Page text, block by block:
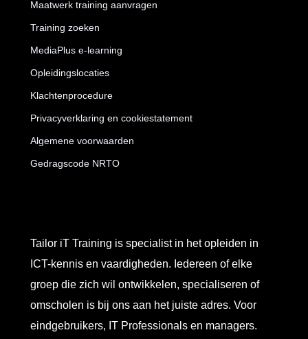
Tailor iT Training is specialist in het opleiden in
ICT-kennis en vaardigheden. Iedereen of elke
groep die zich wil ontwikkelen, specialiseren of
omscholen is bij ons aan het juiste adres. Voor
eindgebruikers, IT Professionals en managers.
Maatwerk training aanvragen
Training zoeken
MediaPlus e-learning
Opleidingslocaties
Klachtenprocedure
Privacyverklaring en cookiestatement
Algemene voorwaarden
Gedragscode NRTO